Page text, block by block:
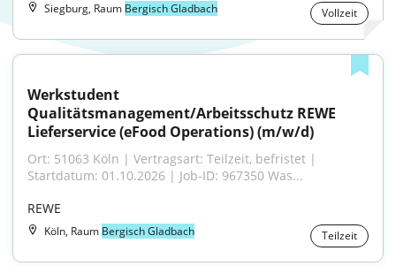
Siegburg, Raum Bergisch Gladbach Vollzeit
Werkstudent
Qualitätsmanagement/Arbeitsschutz REWE
Lieferservice (eFood Operations) (m/w/d)
Ort: 51063 Köln | Vertragsart: Teilzeit, befristet |
Startdatum: 01.10.2026 | Job-ID: 967350 Was...
REWE
Köln, Raum Bergisch Gladbach Teilzeit